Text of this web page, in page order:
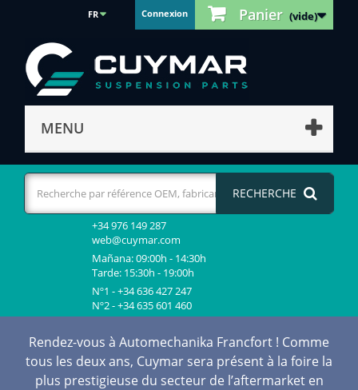
Panier (vide)
Connexion
FR
MENU
RECHERCHE
+34 976 149 287
web@cuymar.com
Mañana: 09:00h - 14:30h
Tarde: 15:30h - 19:00h
Nº1 - +34 636 427 247
Nº2 - +34 635 601 460
Rendez-vous à Automechanika Francfort ! Comme
tous les deux ans, Cuymar sera présent à la foire la
plus prestigieuse du secteur de l’aftermarket en